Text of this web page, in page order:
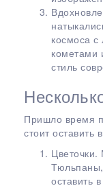
космоса
кометами
стиль
Пришло время
стоит оставить
оставить